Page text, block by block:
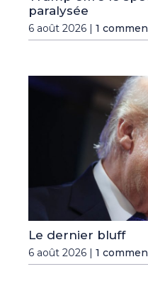
paralysée
6 août 2026 | 1
Le dernier bluff
6 août 2026 | 1